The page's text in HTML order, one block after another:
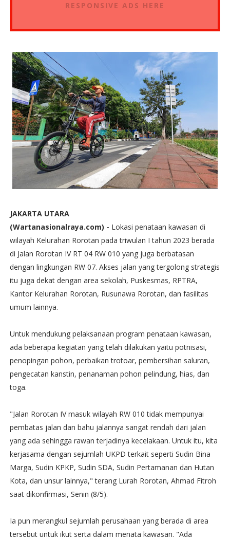
RESPONSIVE ADS HERE
JAKARTA UTARA
(Wartanasionalraya.com) - Lokasi penataan kawasan di
wilayah Kelurahan Rorotan pada triwulan I tahun 2023 berada
di Jalan Rorotan IV RT 04 RW 010 yang juga berbatasan
dengan lingkungan RW 07. Akses jalan yang tergolong strategis
itu juga dekat dengan area sekolah, Puskesmas, RPTRA,
Kantor Kelurahan Rorotan, Rusunawa Rorotan, dan fasilitas
umum lainnya.
Untuk mendukung pelaksanaan program penataan kawasan,
ada beberapa kegiatan yang telah dilakukan yaitu potnisasi,
penopingan pohon, perbaikan trotoar, pembersihan saluran,
pengecatan kanstin, penanaman pohon pelindung, hias, dan
toga.
"Jalan Rorotan IV masuk wilayah RW 010 tidak mempunyai
pembatas jalan dan bahu jalannya sangat rendah dari jalan
yang ada sehingga rawan terjadinya kecelakaan. Untuk itu, kita
kerjasama dengan sejumlah UKPD terkait seperti Sudin Bina
Marga, Sudin KPKP, Sudin SDA, Sudin Pertamanan dan Hutan
Kota, dan unsur lainnya," terang Lurah Rorotan, Ahmad Fitroh
saat dikonfirmasi, Senin (8/5).
Ia pun merangkul sejumlah perusahaan yang berada di area
tersebut untuk ikut serta dalam menata kawasan. "Ada